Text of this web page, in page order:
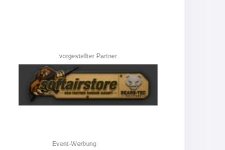
vorgestellter Partner
Event-Werbung